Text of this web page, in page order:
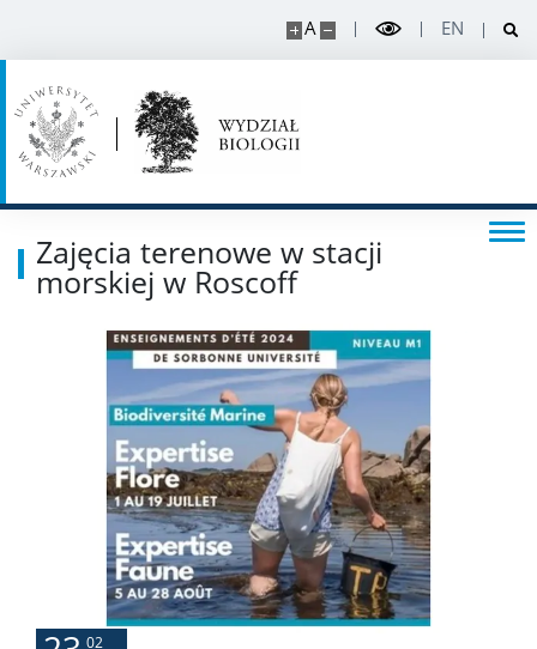
A EN
Rekrutacja na doktorat
Intranet
Szkolenia
USOS
BUW
Zajęcia terenowe w stacji
morskiej w Roscoff
02